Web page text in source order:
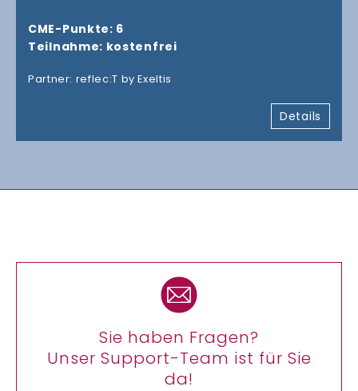
CME-Punkte: 6
Teilnahme: kostenfrei
Partner: reflec:T by Exeltis
Details
Sie haben Fragen?
Unser Support-Team ist für Sie
da!